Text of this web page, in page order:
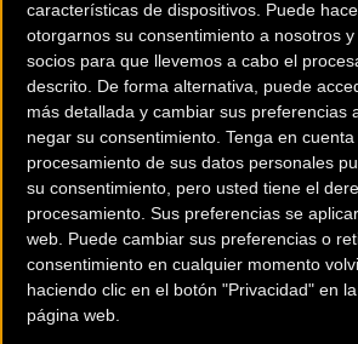
características de dispositivos. Puede
otorgarnos su consentimiento a nosotros
socios para que llevemos a cabo el
descrito. De forma alternativa, puede
más detallada y cambiar sus preferencias
negar su consentimiento. Tenga en
procesamiento de sus datos personales
su consentimiento, pero usted tiene el
procesamiento. Sus preferencias se
web. Puede cambiar sus preferencias o
consentimiento en cualquier momento
haciendo clic en el botón "Privacidad" en
página web.
Terms of use
¿Eres el propietario de esta tienda?
Premium para llegar a más